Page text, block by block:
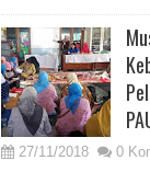
27/11/2018 0